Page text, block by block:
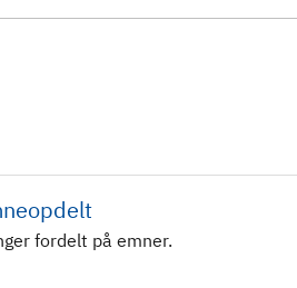
fordelt på emner.